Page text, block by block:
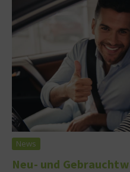
News
Neu- und